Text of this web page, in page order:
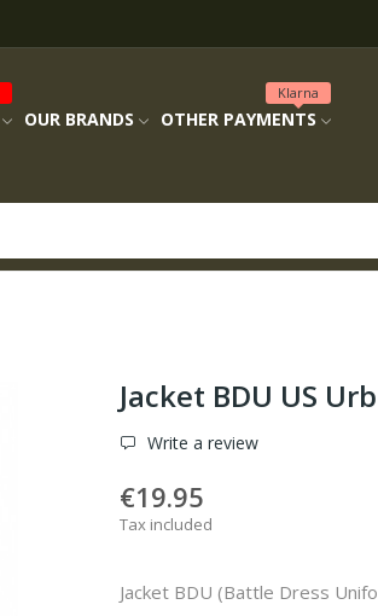
OUR BRANDS OTHER PAYMENTS
Klarna
Jacket BDU US
Write a review
€19.95
Tax included
Jacket BDU (Battle Dress